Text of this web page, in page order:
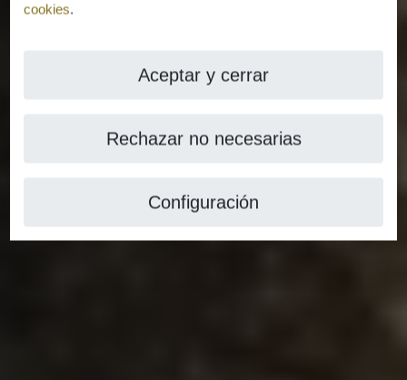
cookies.
Aceptar y cerrar
Rechazar no necesarias
Configuración